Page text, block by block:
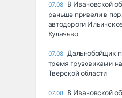
07.08 В Ивановской
раньше привели в
автодороги
Кулачево
07.08 Дальнобойщик
тремя грузовиками
Тверской области
07.08 В Ивановской